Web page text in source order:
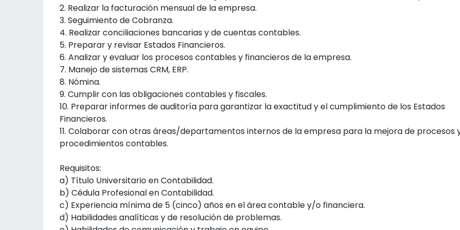
2. Realizar la facturación mensual de la empresa.
3. Seguimiento de Cobranza.
4. Realizar conciliaciones bancarias y de cuentas contables.
5. Preparar y revisar Estados Financieros.
6. Analizar y evaluar los procesos contables y financieros de la empresa.
7. Manejo de sistemas CRM, ERP.
8. Nómina.
9. Cumplir con las obligaciones contables y fiscales.
10. Preparar informes de auditoría para garantizar la exactitud y el cumplimiento de los Estados
Financieros.
11. Colaborar con otras áreas/departamentos internos de la empresa para la mejora de procesos
procedimientos contables.
Requisitos:
a) Título Universitario en Contabilidad.
b) Cédula Profesional en Contabilidad.
c) Experiencia mínima de 5 (cinco) años en el área contable y/o financiera.
d) Habilidades analíticas y de resolución de problemas.